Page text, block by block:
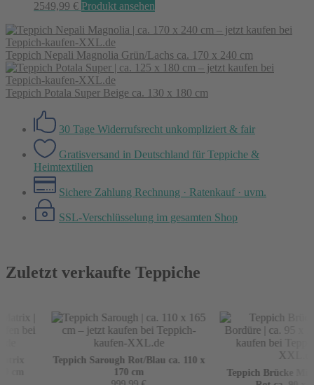
2549,99 € Produkt ansehen
Teppich Nepali Magnolia Grün/Lachs ca. 170 x 240 cm
Teppich Potala Super Beige ca. 130 x 180 cm
30 Tage Widerrufsrecht unkompliziert & fair
Gratisversand in Deutschland für Teppiche &
Heimtextilien
Sichere Zahlung Rechnung · Ratenkauf · uvm.
SSL-Verschlüsselung im gesamten Shop
Zuletzt verkaufte Teppiche
Teppich Sarough Rot/Blau ca. 110 x
170 cm
Teppich Brücke Mir